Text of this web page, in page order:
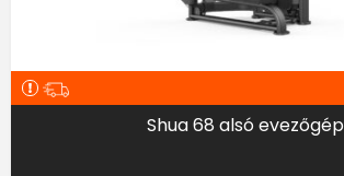
Shua 68 alsó evezőgép